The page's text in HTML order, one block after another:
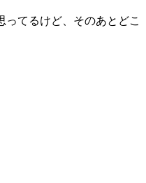
ってるけど、そのあとどこ